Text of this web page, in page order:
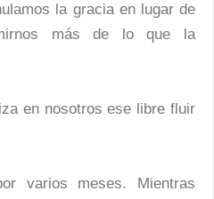
la gracia en lugar de
más de lo que la
en nosotros ese libre fluir
varios meses. Mientras